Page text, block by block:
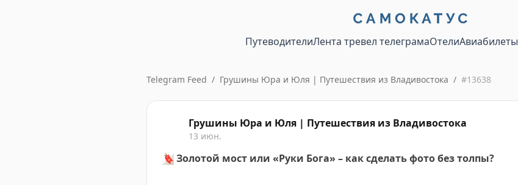
ПутеводителиЛента тревел телеграмаОтелиАвиабилеты
Telegram Feed / Грушины Юра и Юля | Путешествия из Владивостока / #13638
Грушины Юра и Юля | Путешествия из Владивостока
13 июн.
🔖 Золотой мост или «Руки Бога» – как сделать фото без толпы?